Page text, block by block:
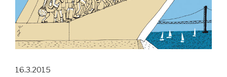
16.3.2015